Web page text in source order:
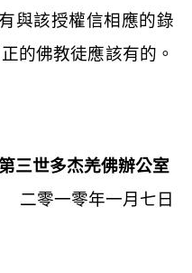
與該授權信相應的錄
的佛教徒應該有的。
三世多杰羌佛辦公室
二零一零年一月七日